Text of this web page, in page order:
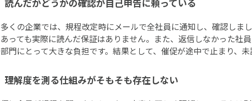
多くの企業では、規程改定時にメールで全社員に通知し、確認しま
あっても実際に読んだ保証はありません。また、返信しなかった社
部門にとって大きな負担です。結果として、催促が途中で止まり、
理解度を測る仕組みがそもそも存在しない